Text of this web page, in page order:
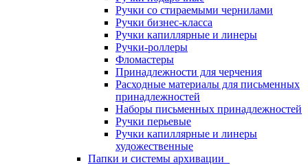
Ручки со стираемыми чернилами
Ручки бизнес-класса
Ручки капиллярные и линеры
Ручки-роллеры
Фломастеры
Принадлежности для черчения
Расходные материалы для письменных
принадлежностей
Наборы письменных принадлежностей
Ручки перьевые
Ручки капиллярные и линеры
художественные
Папки и системы архивации